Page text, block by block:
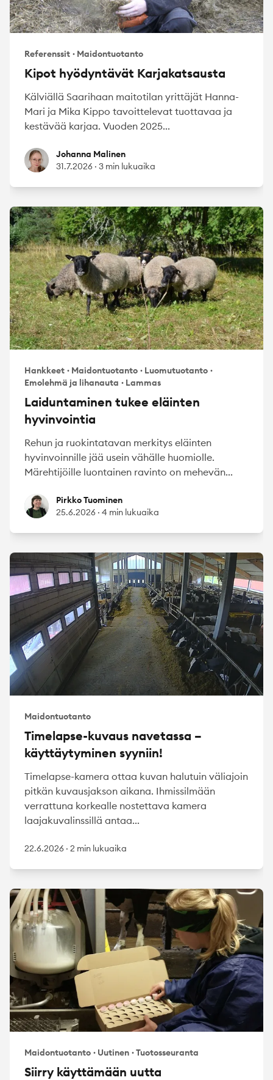
Referenssit · Maidontuotanto
Kipot hyödyntävät Karjakatsausta
Kälviällä Saarihaan maitotilan yrittäjät Hanna-
Mari ja Mika Kippo tavoittelevat tuottavaa ja
kestävää karjaa. Vuoden 2025...
Johanna Malinen
Johanna Malinen
31.7.2026 · 3 min lukuaika
Hankkeet · Maidontuotanto · Luomutuotanto ·
Emolehmä ja lihanauta · Lammas
Laiduntaminen tukee eläinten
hyvinvointia
Rehun ja ruokintatavan merkitys eläinten
hyvinvoinnille jää usein vähälle huomiolle.
Märehtijöille luontainen ravinto on mehevän...
Pirkko Tuominen
Pirkko Tuominen
25.6.2026 · 4 min lukuaika
Maidontuotanto
Timelapse-kuvaus navetassa –
käyttäytyminen syyniin!
Timelapse-kamera ottaa kuvan halutuin väliajoin
pitkän kuvausjakson aikana. Ihmissilmään
verrattuna korkealle nostettava kamera
laajakuvalinssillä antaa...
22.6.2026 · 2 min lukuaika
Maidontuotanto · Uutinen ·Tuotosseuranta
Siirry käyttämään uutta